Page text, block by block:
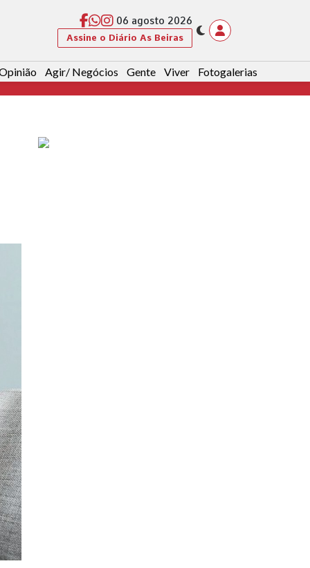
06 agosto 2026
Assine o Diário As Beiras
Agir/ Negócios Gente Viver Fotogalerias